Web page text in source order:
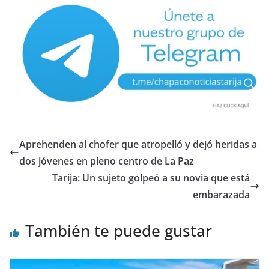
Aprehenden al chofer que atropelló y dejó heridas a
dos jóvenes en pleno centro de La Paz
Tarija: Un sujeto golpeó a su novia que está
embarazada
También te puede gustar